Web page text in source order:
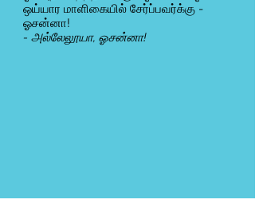
ஒய்யார மாளிகையில் சேர்ப்பவர்க்கு -
ஓசன்னா!
- அல்லேலூயா, ஓசன்னா!